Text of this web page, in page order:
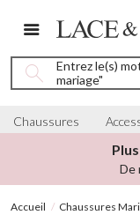
Entrez le(s)
mariage"
Chaussures
De
Accueil Chaussures